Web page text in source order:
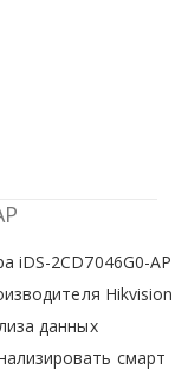
iDS-2CD7046G0-AP
Hikvision
данных
смарт